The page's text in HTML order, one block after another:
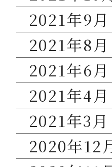
2021年9月
2021年8月
2021年6月
2021年4月
2021年3月
2020年12